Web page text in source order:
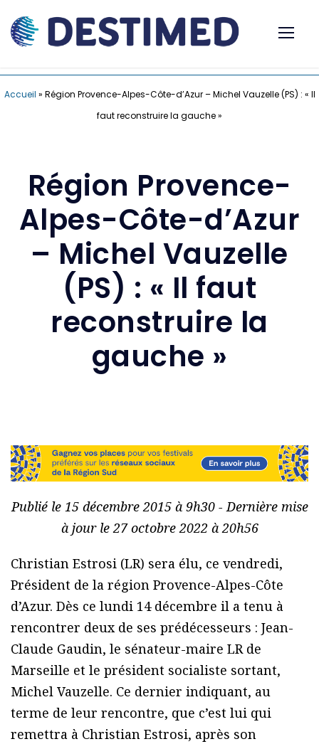
Accueil » Région Provence-Alpes-Côte-d’Azur – Michel Vauzelle (PS) : « Il
faut reconstruire la gauche »
Région Provence-
Alpes-Côte-d’Azur
– Michel Vauzelle
(PS) : « Il faut
reconstruire la
gauche »
Publié le 15 décembre 2015 à 9h30 - Dernière mise
à jour le 27 octobre 2022 à 20h56
Christian Estrosi (LR) sera élu, ce vendredi,
Président de la région Provence-Alpes-Côte
d’Azur. Dès ce lundi 14 décembre il a tenu à
rencontrer deux de ses prédécesseurs : Jean-
Claude Gaudin, le sénateur-maire LR de
Marseille et le président socialiste sortant,
Michel Vauzelle. Ce dernier indiquant, au
terme de leur rencontre, que c’est lui qui
remettra à Christian Estrosi, après son